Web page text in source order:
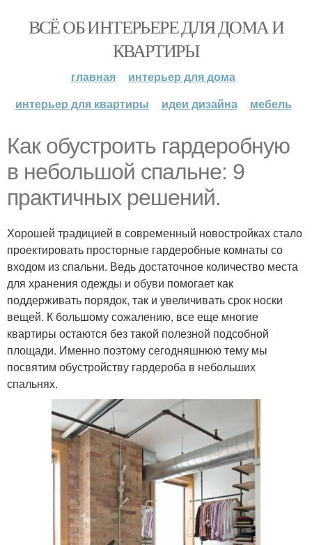
ВСЁ ОБ ИНТЕРЬЕРЕ ДЛЯ ДОМА И
КВАРТИРЫ
главная
интерьер для дома
интерьер для квартиры
идеи дизайна мебель
Как обустроить гардеробную
в небольшой спальне: 9
практичных решений.
Хорошей традицией в современный новостройках стало
проектировать просторные гардеробные комнаты со
входом из спальни. Ведь достаточное количество места
для хранения одежды и обуви помогает как
поддерживать порядок, так и увеличивать срок носки
вещей. К большому сожалению, все еще многие
квартиры остаются без такой полезной подсобной
площади. Именно поэтому сегодняшнюю тему мы
посвятим обустройству гардероба в небольших
спальнях.